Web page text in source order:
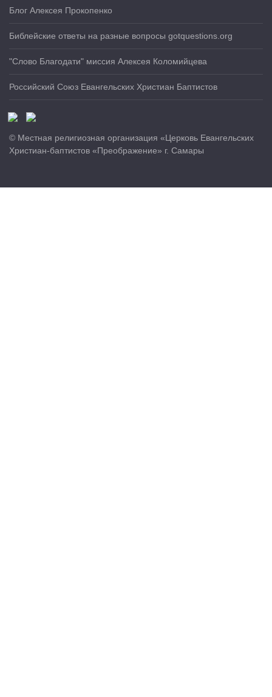
Блог Алексея Прокопенко
Библейские ответы на разные вопросы gotquestions.org
"Слово Благодати" миссия Алексея Коломийцева
Российский Союз Евангельских Христиан Баптистов
© Местная религиозная организация «Церковь Евангельских
Христиан-баптистов «Преображение» г. Самары